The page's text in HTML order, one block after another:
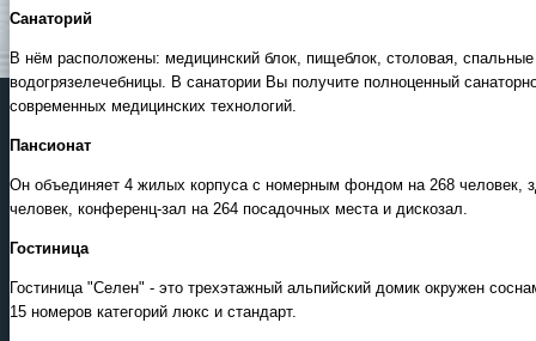
Санаторий
В нём расположены: медицинский блок, пищеблок, столовая,
водогрязелечебницы. В санатории Вы получите полноценный
современных медицинских технологий.
Пансионат
Он объединяет 4 жилых корпуса с номерным фондом на 268 человек,
человек, конференц-зал на 264 посадочных места и дискозал.
Гостиница
Гостиница "Селен" - это трехэтажный альпийский домик окружен
15 номеров категорий люкс и стандарт.